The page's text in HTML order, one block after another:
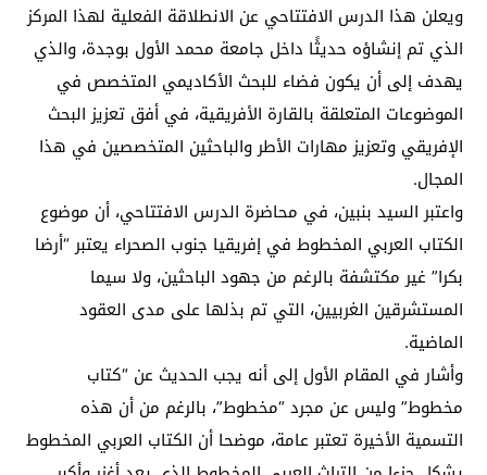
ويعلن هذا الدرس الافتتاحي عن الانطلاقة الفعلية لهذا المركز
الذي تم إنشاؤه حديثًا داخل جامعة محمد الأول بوجدة، والذي
يهدف إلى أن يكون فضاء للبحث الأكاديمي المتخصص في
الموضوعات المتعلقة بالقارة الأفريقية، في أفق تعزيز البحث
الإفريقي وتعزيز مهارات الأطر والباحثين المتخصصين في هذا
المجال.
واعتبر السيد بنبين، في محاضرة الدرس الافتتاحي، أن موضوع
الكتاب العربي المخطوط في إفريقيا جنوب الصحراء يعتبر “أرضا
بكرا” غير مكتشفة بالرغم من جهود الباحثين، ولا سيما
المستشرقين الغربيين، التي تم بذلها على مدى العقود
الماضية.
وأشار في المقام الأول إلى أنه يجب الحديث عن “كتاب
مخطوط” وليس عن مجرد “مخطوط”، بالرغم من أن هذه
التسمية الأخيرة تعتبر عامة، موضحا أن الكتاب العربي المخطوط